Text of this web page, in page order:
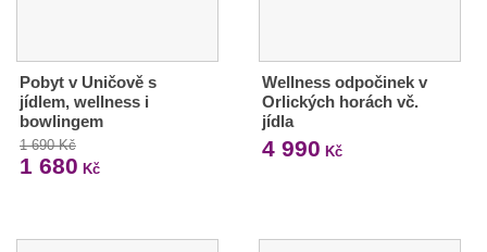
Pobyt v Uničově s
jídlem, wellness i
bowlingem
1 690 Kč
1 680 Kč
Wellness odpočinek v
Orlických horách vč.
jídla
4 990 Kč